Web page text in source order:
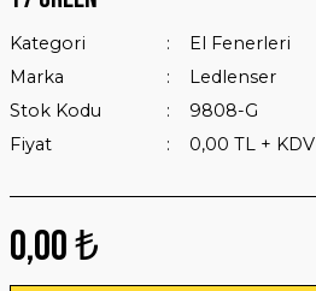
Kategori
El Fenerleri
Marka
Ledlenser
Stok Kodu
9808-G
Fiyat
0,00 TL + KDV
0,00 ₺